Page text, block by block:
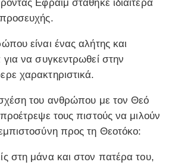
Εφραίμ στάθηκε ιδιαίτερα
είναι ένας αλήτης και
για να συγκεντρωθεί στην
χαρακτηριστικά.
του ανθρώπου με τον Θεό
τους πιστούς να μιλούν
προς τη Θεοτόκο:
στη μάνα και στον πατέρα του,